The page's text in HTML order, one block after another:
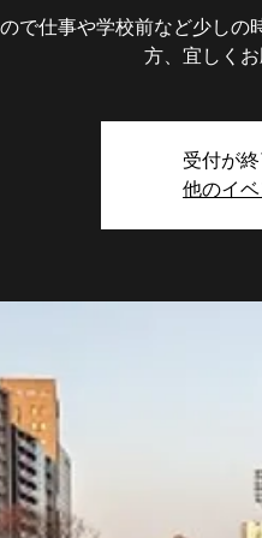
で仕事や学校前など少しの
方、宜しくお
受付が
他のイ